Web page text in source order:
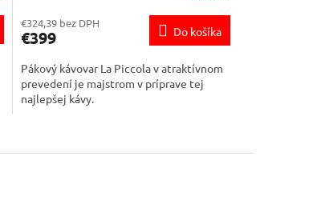
€324,39 bez DPH
€399 Do košíka
Pákový kávovar La Piccola v atraktívnom
prevedení je majstrom v príprave tej
najlepšej kávy.